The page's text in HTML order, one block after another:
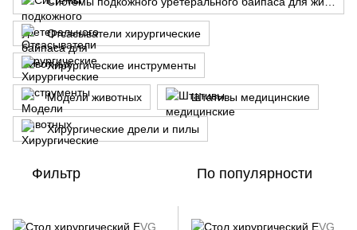
Отсасыватели хирургические
Хирургические инструменты
Модели животных Штативы медицинские
Хирургические дрели и пилы
Фильтр По популярности